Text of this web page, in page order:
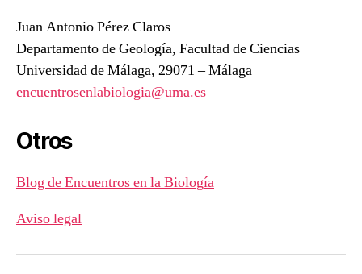
Juan Antonio Pérez Claros
Departamento de Geología, Facultad de Ciencias
Universidad de Málaga, 29071 – Málaga
encuentrosenlabiologia@uma.es
Otros
Blog de Encuentros en la Biología
Aviso legal